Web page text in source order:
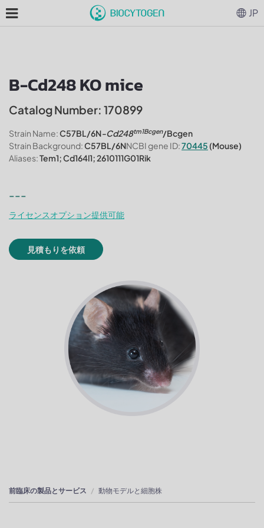
B-Cd248 KO mice
Catalog Number: 170899
Strain Name:C57BL/6N-Cd248tm1Bcgen/Bcgen
Strain Background:C57BL/6NNCBI gene ID:70445 (Mouse)
Aliases:Tem1; Cd164l1; 2610111G01Rik
---
ライセンスオプション提供可能
見積もりを依頼
前臨床の製品とサービス 動物モデルと細胞株
JP